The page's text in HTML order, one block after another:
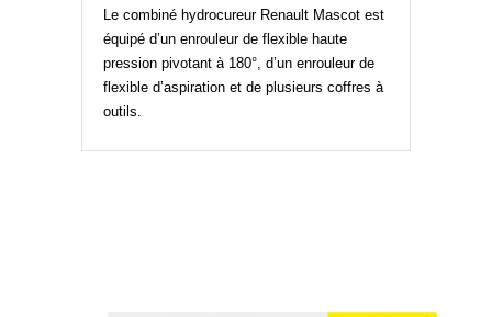
Le combiné hydrocureur Renault Mascot est
équipé d’un enrouleur de flexible haute
pression pivotant à 180°, d’un enrouleur de
flexible d’aspiration et de plusieurs coffres à
outils.